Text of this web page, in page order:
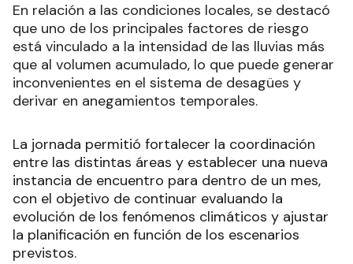
En relación a las condiciones locales, se destacó
que uno de los principales factores de riesgo
está vinculado a la intensidad de las lluvias más
que al volumen acumulado, lo que puede generar
inconvenientes en el sistema de desagües y
derivar en anegamientos temporales.
La jornada permitió fortalecer la coordinación
entre las distintas áreas y establecer una nueva
instancia de encuentro para dentro de un mes,
con el objetivo de continuar evaluando la
evolución de los fenómenos climáticos y ajustar
la planificación en función de los escenarios
previstos.